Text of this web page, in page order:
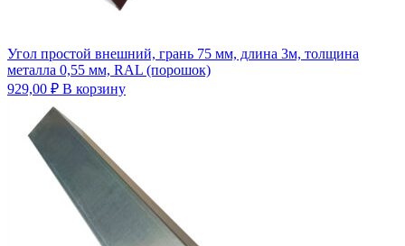
Угол простой внешний, грань 75 мм, длина 3м, толщина
металла 0,55 мм, RAL (порошок)
929,00 ₽ В корзину